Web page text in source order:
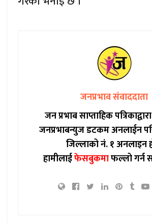
जनप्रभाव संवाददाता
जन प्रभाब साप्ताहिक
जनप्रभाबन्युज डटकम अनलाईन
जिल्लाको नं. १ अनलाइन
हामीलाईफेसबुकमाफल्लो गर्न